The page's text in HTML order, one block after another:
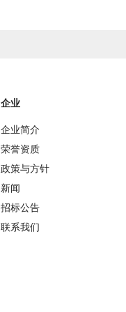
企业
企业简介
荣誉资质
政策与方针
新闻
招标公告
联系我们